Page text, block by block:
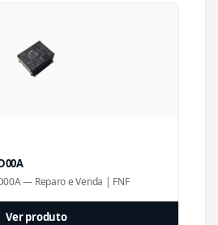
— Reparo e Venda | FNF
Ver produto